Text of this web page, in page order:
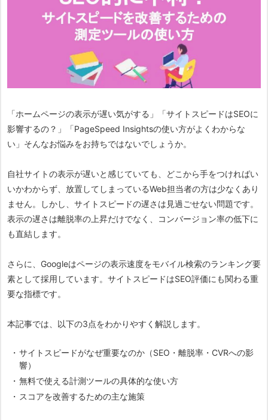
「ホームページの表示が遅い気がする」「サイトスピードはSEOに
影響するの？」「PageSpeed Insightsの使い方がよくわからな
い」そんなお悩みをお持ちではないでしょうか。
自社サイトの表示が遅いと感じていても、どこから手をつければい
いかわからず、放置してしまっているWeb担当者の方は少なくあり
ません。しかし、サイトスピードの遅さは見過ごせない問題です。
表示の遅さは離脱率の上昇だけでなく、コンバージョン率の低下に
も直結します。
さらに、Googleはページの表示速度をモバイル検索のランキング要
素として採用しています。サイトスピードはSEO評価にも関わる重
要な指標です。
本記事では、以下の3点をわかりやすく解説します。
サイトスピードがなぜ重要なのか（SEO・離脱率・CVRへの影
響）
無料で使える計測ツールの具体的な使い方
スコアを改善するための主な施策